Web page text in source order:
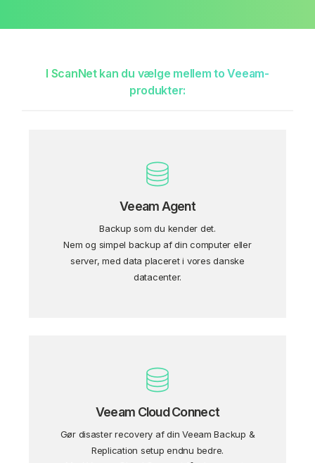
I ScanNet kan du vælge mellem to Veeam-
produkter:
Veeam Agent
Backup som du kender det.
Nem og simpel backup af din computer eller
server, med data placeret i vores danske
datacenter.
Veeam Cloud Connect
Gør disaster recovery af din Veeam Backup &
Replication setup endnu bedre.